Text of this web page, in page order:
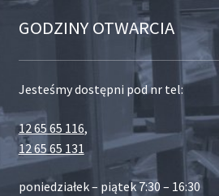
GODZINY OTWARCIA
Jesteśmy dostępni pod nr tel:
12 65 65 116,
12 65 65 131
poniedziałek – piątek 7:30 – 16:30